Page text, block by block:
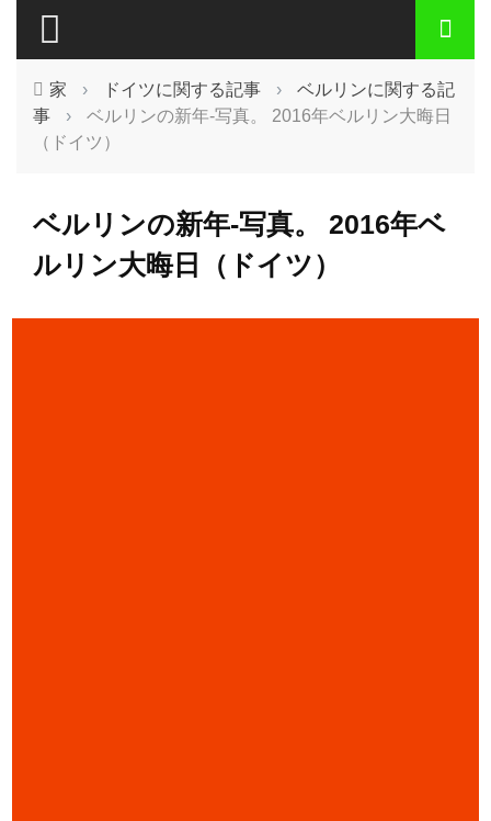
家 › ドイツに関する記事 ›
ベルリンに関する記
事
›
ベルリンの新年-写真。 2016年ベルリン大晦日
（ドイツ）
ベルリンの新年-写真。 2016年ベ
ルリン大晦日（ドイツ）